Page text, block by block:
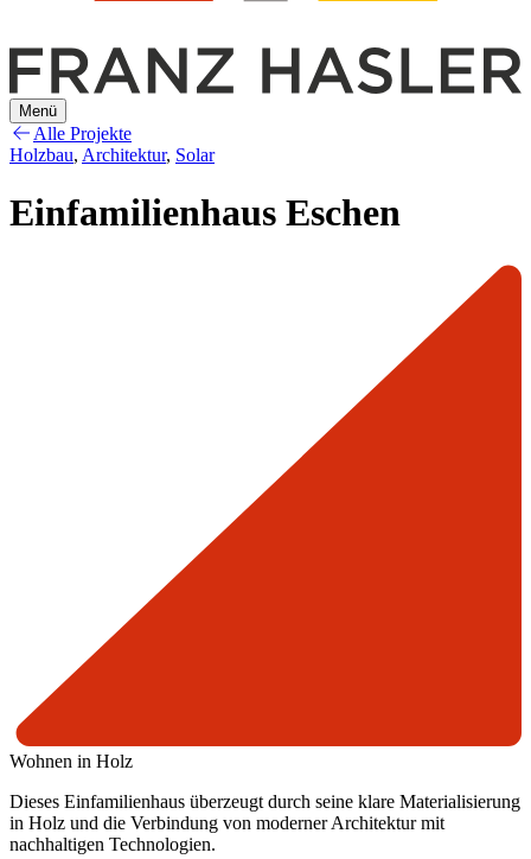
Menü
Alle Projekte
Holzbau, Architektur, Solar
Einfamilienhaus Eschen
Wohnen in Holz
Dieses Einfamilienhaus überzeugt durch seine klare Materialisierung
in Holz und die Verbindung von moderner Architektur mit
nachhaltigen Technologien.